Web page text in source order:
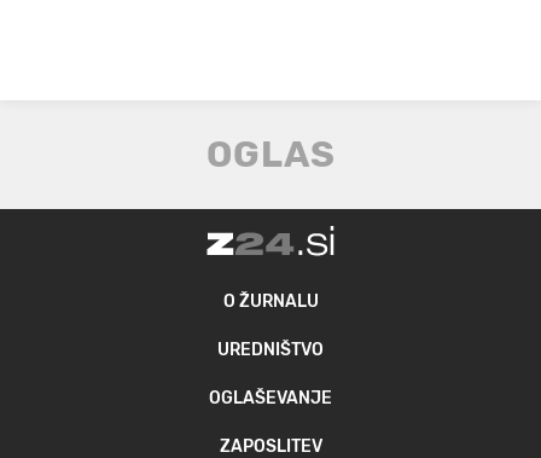
O ŽURNALU
UREDNIŠTVO
OGLAŠEVANJE
ZAPOSLITEV